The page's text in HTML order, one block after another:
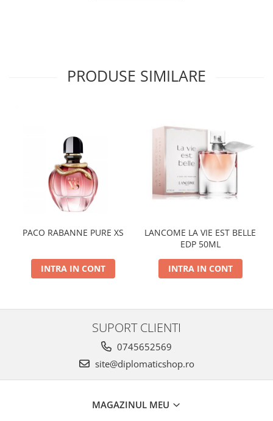
PRODUSE SIMILARE
PACO RABANNE PURE XS
INTRA IN CONT
LANCOME LA VIE EST BELLE
EDP 50ML
INTRA IN CONT
SUPORT CLIENTI
0745652569
site@diplomaticshop.ro
MAGAZINUL MEU